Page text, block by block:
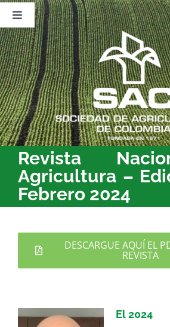
Saltar
contenido
Toggle
Navigation
Nosotros
Publicaciones
Sala de Prensa
Eventos
Revista
Agricultura –
Febrero 2024
DESCARGUE AQUÍ EL
REVISTA
El 2024